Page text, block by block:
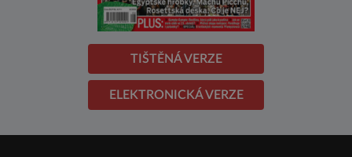
TIŠTĚNÁ VERZE
ELEKTRONICKÁ VERZE